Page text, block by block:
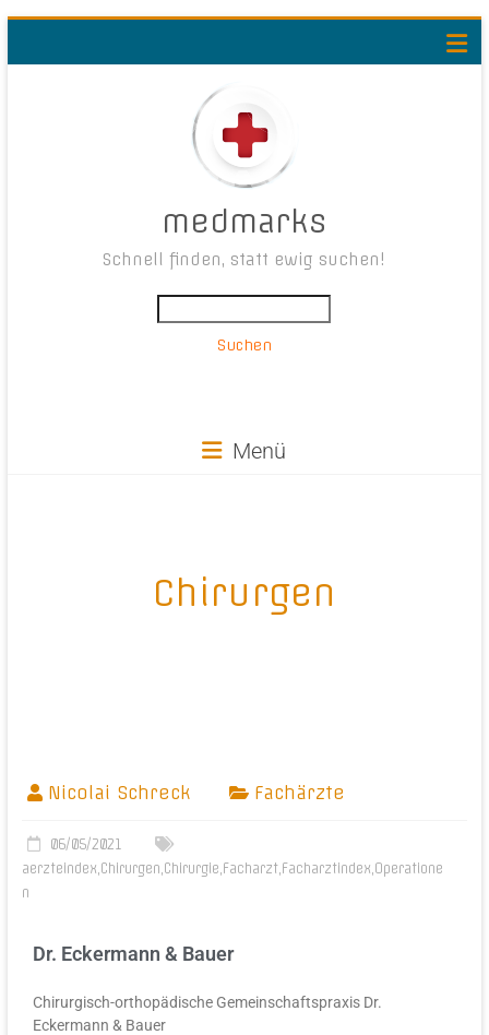
medmarks
Schnell finden, statt ewig suchen!
Suchen
Menü
Chirurgen
Nicolai Schreck Fachärzte
06/05/2021
aerzteindex,Chirurgen,Chirurgie,Facharzt,Facharztindex,Operatione
n
Dr. Eckermann & Bauer
Chirurgisch-orthopädische Gemeinschaftspraxis Dr.
Eckermann & Bauer